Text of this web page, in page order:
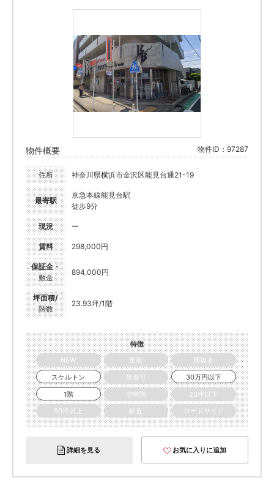
物件概要 物件ID：97287
住所 神奈川県横浜市金沢区能見台通21-19
最寄駅
京急本線能見台駅
徒歩9分
現況 ー
賃料 298,000円
保証金・
敷金
894,000円
坪面積/
階数
23.93坪/1階
特徴
NEW
更新
居抜き
スケルトン
飲食可
30万円以下
1階
空中階
20坪以下
50坪以上
駅近 ロードサイド
詳細を見る お気に入りに追加